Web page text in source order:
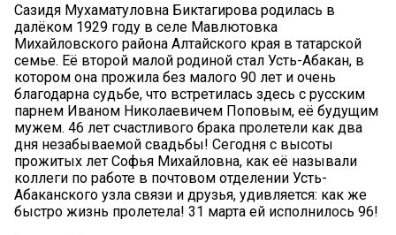
Сазидя Мухаматуловна Биктагирова родилась в
далёком 1929 году в селе Мавлютовка
Михайловского района Алтайского края в татарской
семье. Её второй малой родиной стал Усть-Абакан, в
котором она прожила без малого 90 лет и очень
благодарна судьбе, что встретилась здесь с русским
парнем Иваном Николаевичем Поповым, её будущим
мужем. 46 лет счастливого брака пролетели как два
дня незабываемой свадьбы! Сегодня с высоты
прожитых лет Софья Михайловна, как её называли
коллеги по работе в почтовом отделении Усть-
Абаканского узла связи и друзья, удивляется: как же
быстро жизнь пролетела! 31 марта ей исполнилось 96!